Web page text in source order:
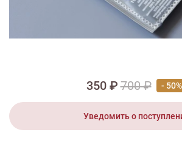
Набор № 07 Madeira
Sticktwist (10 шт.)
350 ₽700 ₽ - 50%
Уведомить о